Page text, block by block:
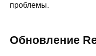
проблемы.
Обновление